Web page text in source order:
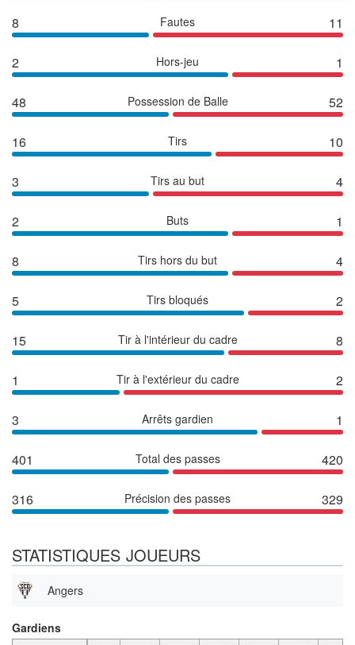
8 Fautes 11
2 Hors-jeu 1
48 Possession de Balle 52
16 Tirs 10
3 Tirs au but 4
2 Buts 1
8 Tirs hors du but 4
5 Tirs bloqués 2
15 Tir à l'intérieur du cadre 8
1 Tir à l'extérieur du cadre 2
3 Arrêts gardien 1
401 Total des passes 420
316 Précision des passes 329
STATISTIQUES JOUEURS
Angers
Gardiens